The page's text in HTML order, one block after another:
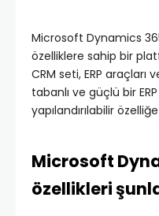
Microsoft Dynamics
özelliklere sahip bir
CRM seti, ERP
tabanlı ve güçlü bir
yapılandırılabilir
Microsoft
özellikleri